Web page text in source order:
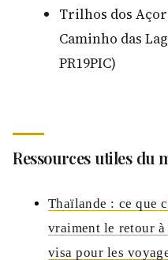
Trilhos dos
Caminho das
PR19PIC)
Ressources utiles du
Thaïlande : ce que
vraiment le retour à
visa pour les